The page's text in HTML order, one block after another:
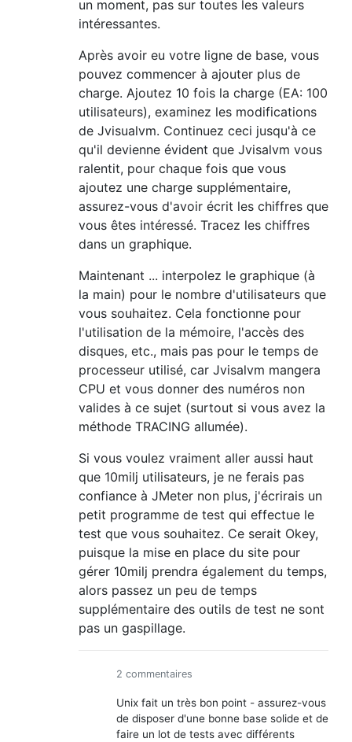
un moment, pas sur toutes les valeurs
intéressantes.
Après avoir eu votre ligne de base, vous
pouvez commencer à ajouter plus de
charge. Ajoutez 10 fois la charge (EA: 100
utilisateurs), examinez les modifications
de Jvisualvm. Continuez ceci jusqu'à ce
qu'il devienne évident que Jvisalvm vous
ralentit, pour chaque fois que vous
ajoutez une charge supplémentaire,
assurez-vous d'avoir écrit les chiffres que
vous êtes intéressé. Tracez les chiffres
dans un graphique.
Maintenant ... interpolez le graphique (à
la main) pour le nombre d'utilisateurs que
vous souhaitez. Cela fonctionne pour
l'utilisation de la mémoire, l'accès des
disques, etc., mais pas pour le temps de
processeur utilisé, car Jvisalvm mangera
CPU et vous donner des numéros non
valides à ce sujet (surtout si vous avez la
méthode TRACING allumée).
Si vous voulez vraiment aller aussi haut
que 10milj utilisateurs, je ne ferais pas
confiance à JMeter non plus, j'écrirais un
petit programme de test qui effectue le
test que vous souhaitez. Ce serait Okey,
puisque la mise en place du site pour
gérer 10milj prendra également du temps,
alors passez un peu de temps
supplémentaire des outils de test ne sont
pas un gaspillage.
2 commentaires
Unix fait un très bon point - assurez-vous
de disposer d'une bonne base solide et de
faire un lot de tests avec différents